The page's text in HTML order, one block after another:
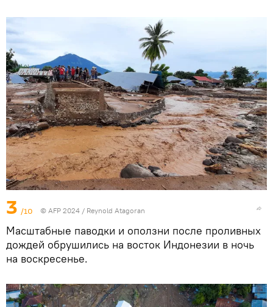
3 /10 © AFP 2024 / Reynold Atagoran
Масштабные паводки и оползни после проливных
дождей обрушились на восток Индонезии в ночь
на воскресенье.